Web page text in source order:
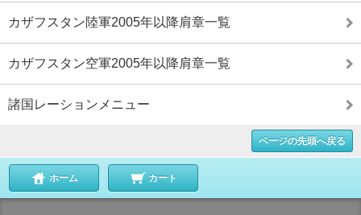
カザフスタン陸軍2005年以降肩章一覧
カザフスタン空軍2005年以降肩章一覧
諸国レーションメニュー
ページの先頭へ戻る
ホーム カート